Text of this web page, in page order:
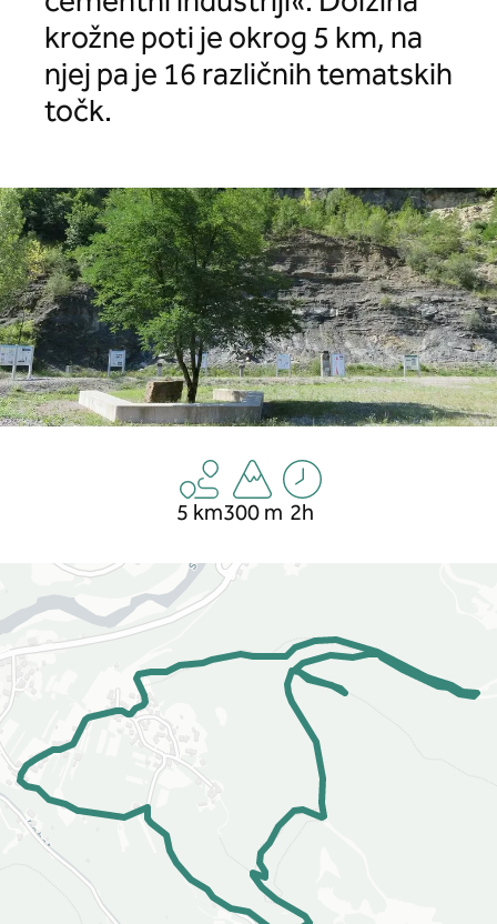
krožne poti je okrog 5 km, na
njej pa je 16 različnih tematskih
točk.
5 km300 m 2h